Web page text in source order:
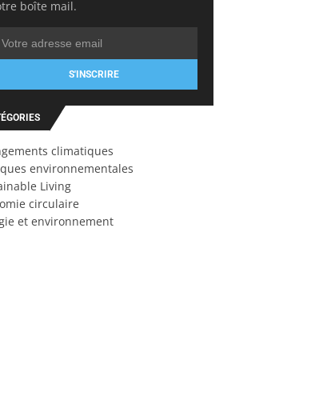
boîte mail.
S'INSCRIRE
climatiques
environnementales
Living
circulaire
et environnement